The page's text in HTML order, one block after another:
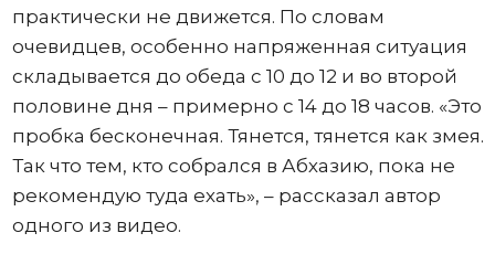
практически не движется. По словам
очевидцев, особенно напряженная ситуация
складывается до обеда с 10 до 12 и во второй
половине дня – примерно с 14 до 18 часов. «Это
пробка бесконечная. Тянется, тянется как змея.
Так что тем, кто собрался в Абхазию, пока не
рекомендую туда ехать», – рассказал автор
одного из видео.